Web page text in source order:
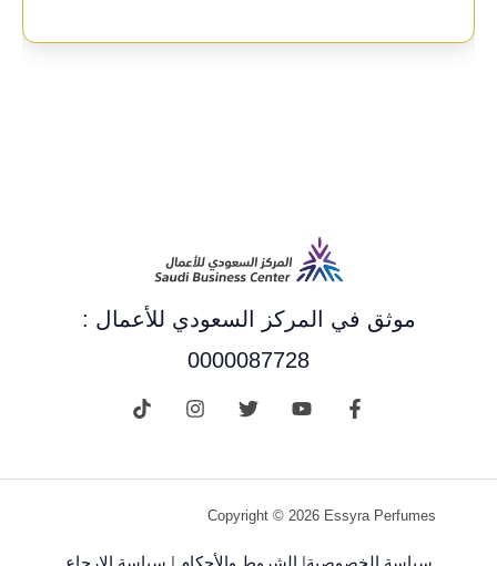
موثق في المركز السعودي للأعمال :
0000087728
Copyright © 2026 Essyra Perfumes